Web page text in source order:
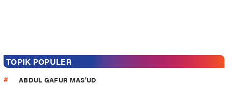
TOPIK POPULER
ABDUL GAFUR MAS'UD